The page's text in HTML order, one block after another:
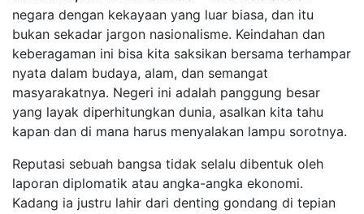
negara dengan kekayaan yang luar biasa, dan itu
bukan sekadar jargon nasionalisme. Keindahan dan
keberagaman ini bisa kita saksikan bersama terhampar
nyata dalam budaya, alam, dan semangat
masyarakatnya. Negeri ini adalah panggung besar
yang layak diperhitungkan dunia, asalkan kita tahu
kapan dan di mana harus menyalakan lampu sorotnya.
Reputasi sebuah bangsa tidak selalu dibentuk oleh
laporan diplomatik atau angka-angka ekonomi.
Kadang ia justru lahir dari denting gondang di tepian